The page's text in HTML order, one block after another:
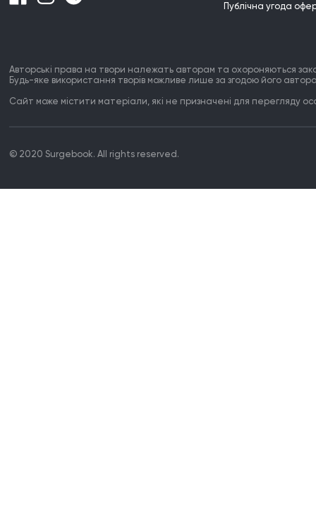
Публічна угода
Авторські права на твори належать авторам та охороняються
Будь-яке використання творів можливе лише за згодою його
Сайт може містити матеріали, які не призначені для перегляду
© 2020 Surgebook. All rights reserved.